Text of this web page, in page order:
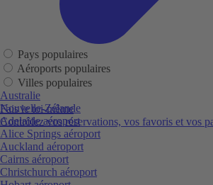
Fais le toi-même
Contrôlez vos réservations, vos favoris et vos
Pays populaires
Aéroports populaires
Villes populaires
Australie
Nouvelle-Zélande
Adelaide aéroport
Alice Springs aéroport
Auckland aéroport
Cairns aéroport
Christchurch aéroport